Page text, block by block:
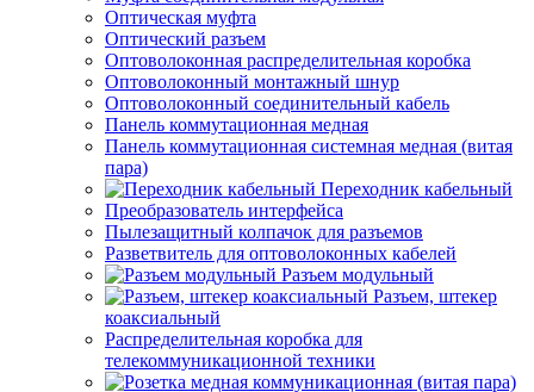
Оптическая муфта
Оптический разъем
Оптоволоконная распределительная коробка
Оптоволоконный монтажный шнур
Оптоволоконный соединительный кабель
Панель коммутационная медная
Панель коммутационная системная медная (витая
пара)
Переходник кабельный
Преобразователь интерфейса
Пылезащитный колпачок для разъемов
Разветвитель для оптоволоконных кабелей
Разъем модульный
Разъем, штекер
коаксиальный
Распределительная коробка для
телекоммуникационной техники